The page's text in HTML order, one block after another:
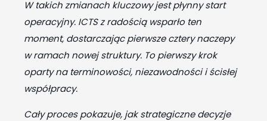
W takich zmianach kluczowy jest płynny start
operacyjny. ICTS z radością wsparło ten
moment, dostarczając pierwsze cztery naczepy
w ramach nowej struktury. To pierwszy krok
oparty na terminowości, niezawodności i ścisłej
współpracy.
Cały proces pokazuje, jak strategiczne decyzje